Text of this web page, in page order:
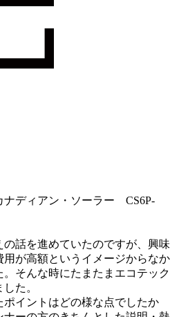
ディアン・ソーラー CS6P-
話を進めていたのですが、興味
が高額というイメージからなか
そんな時にたまたまエコテック
た。
イントはどの様な点でしたか